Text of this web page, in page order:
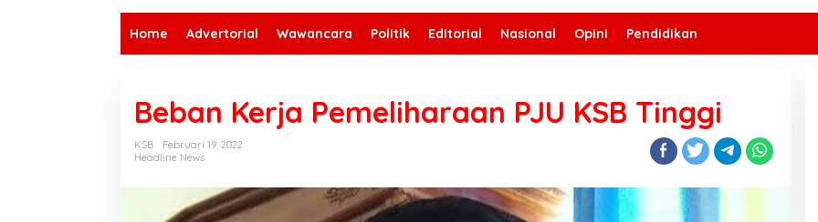
Home Advertorial Wawancara Politik Editorial Nasional Opini Pendidikan
Beban Kerja Pemeliharaan PJU KSB Tinggi
KSB
Februari 19, 2022
Headline News